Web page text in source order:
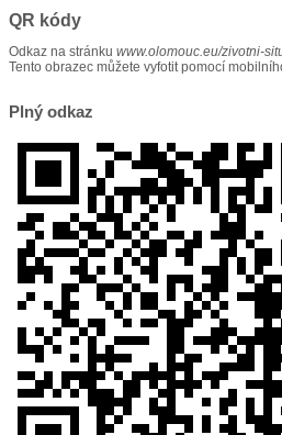
QR kódy
Odkaz na stránku www.olomouc.eu/zivotni-
Tento obrazec můžete vyfotit pomocí
Plný odkaz